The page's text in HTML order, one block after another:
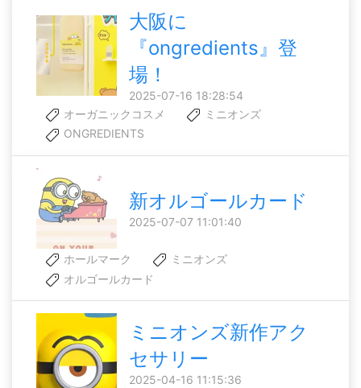
大阪に
『ongredients』登
場！
2025-07-16 18:28:54
オーガニックコスメ
ミニオンズ
ONGREDIENTS
新オルゴールカード
2025-07-07 11:01:40
ホールマーク
ミニオンズ
オルゴールカード
ミニオンズ新作アク
セサリー
2025-04-16 11:15:36